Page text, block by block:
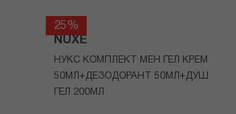
25%
NUXE
НУКС КОМПЛЕКТ МЕН ГЕЛ КРЕМ
50МЛ+ДЕЗОДОРАНТ 50МЛ+ДУШ
ГЕЛ 200МЛ